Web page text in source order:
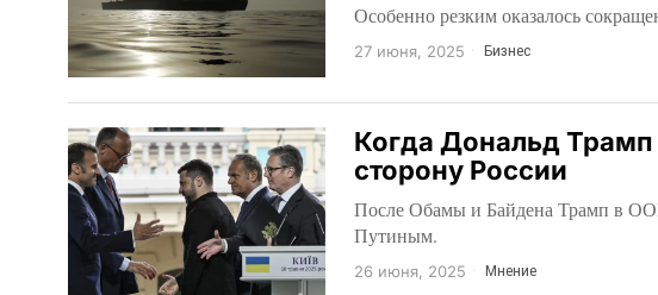
Особенно резким оказалось
27 июня, 2025 Бизнес
Когда Дональд Трамп
сторону России
После Обамы и Байдена Трамп в
Путиным.
26 июня, 2025 Мнение